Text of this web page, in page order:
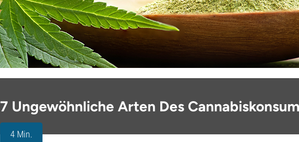
7 Ungewöhnliche Arten Des
4 Min.